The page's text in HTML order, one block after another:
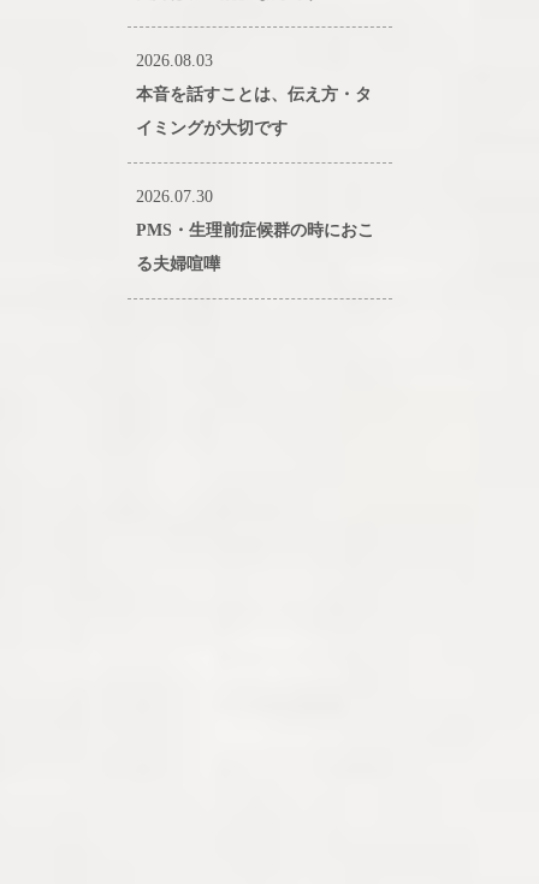
2026.08.03
本音を話すことは、伝え方・タ
イミングが大切です
2026.07.30
PMS・生理前症候群の時におこ
る夫婦喧嘩